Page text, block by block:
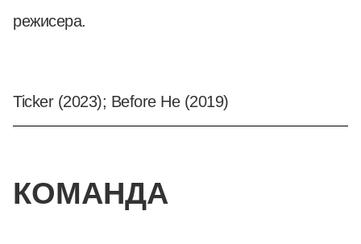
режисера.
Ticker (2023); Before He (2019)
КОМАНДА